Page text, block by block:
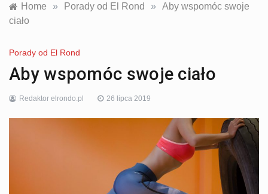
Home » Porady od El Rond » Aby wspomóc swoje
ciało
Porady od El Rond
Aby wspomóc swoje ciało
Redaktor elrondo.pl 26 lipca 2019